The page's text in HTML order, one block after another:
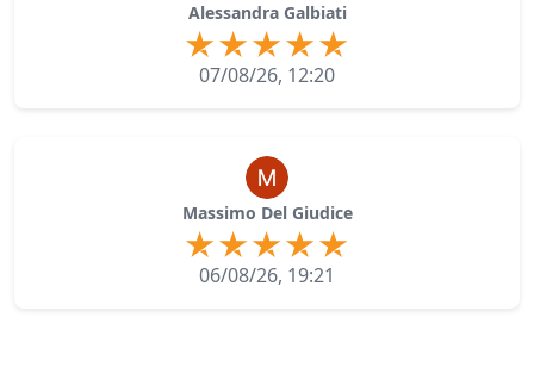
Alessandra Galbiati
07/08/26, 12:20
Massimo Del Giudice
06/08/26, 19:21